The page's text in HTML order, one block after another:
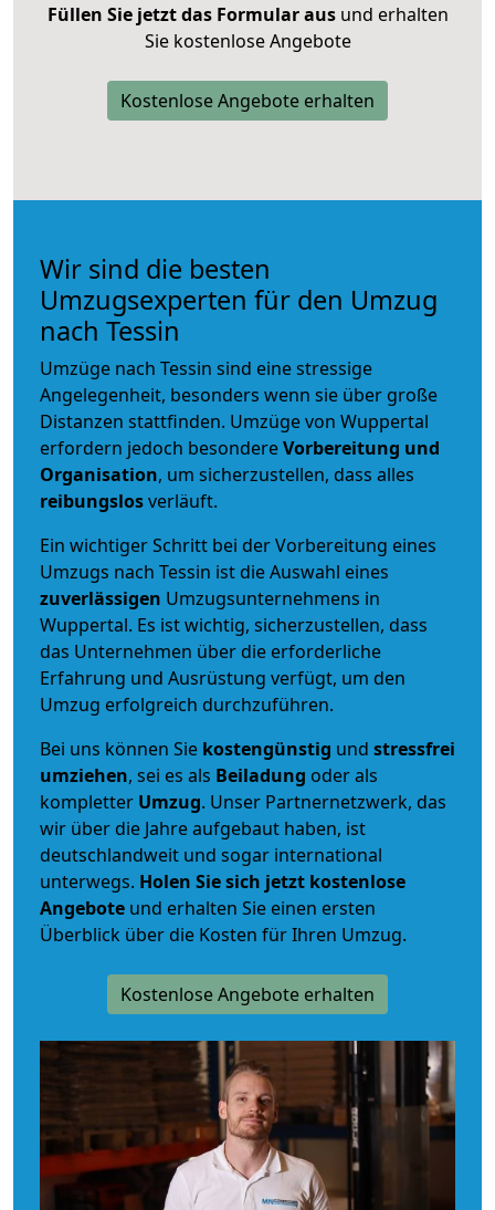
Füllen Sie jetzt das Formular ausund erhalten
Sie kostenlose Angebote
Kostenlose Angebote erhalten
Wir sind die besten
Umzugsexperten für den Umzug
nach Tessin
Umzüge nach Tessin sind eine stressige
Angelegenheit, besonders wenn sie über große
Distanzen stattfinden. Umzüge von Wuppertal
erfordern jedoch besondereVorbereitung und
Organisation, um sicherzustellen, dass alles
reibungslosverläuft.
Ein wichtiger Schritt bei der Vorbereitung eines
Umzugs nach Tessin ist die Auswahl eines
zuverlässigen Umzugsunternehmens in
Wuppertal. Es ist wichtig, sicherzustellen, dass
das Unternehmen über die erforderliche
Erfahrung und Ausrüstung verfügt, um den
Umzug erfolgreich durchzuführen.
Bei uns können Sie kostengünstig und stressfrei
umziehen, sei es als Beiladung oder als
kompletter Umzug. Unser Partnernetzwerk, das
wir über die Jahre aufgebaut haben, ist
deutschlandweit und sogar international
unterwegs. Holen Sie sich jetzt kostenlose
Angebote und erhalten Sie einen ersten
Überblick über die Kosten für Ihren Umzug.
Kostenlose Angebote erhalten